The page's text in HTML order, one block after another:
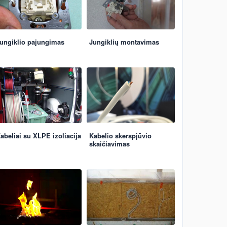
pajungimas Jungiklių montavimas
su XLPE izoliacija
Kabelio skerspjūvio
skaičiavimas